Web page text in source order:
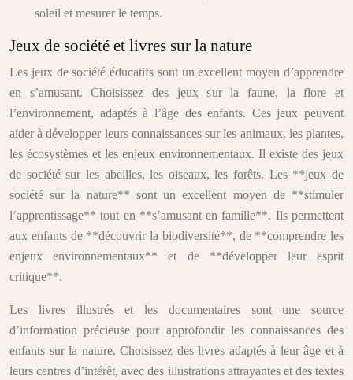
soleil et mesurer le temps.
Jeux de société et livres sur la nature
Les jeux de société éducatifs sont un excellent moyen d’apprendre
en s’amusant. Choisissez des jeux sur la faune, la flore et
l’environnement, adaptés à l’âge des enfants. Ces jeux peuvent
aider à développer leurs connaissances sur les animaux, les plantes,
les écosystèmes et les enjeux environnementaux. Il existe des jeux
de société sur les abeilles, les oiseaux, les forêts. Les **jeux de
société sur la nature** sont un excellent moyen de **stimuler
l’apprentissage** tout en **s’amusant en famille**. Ils permettent
aux enfants de **découvrir la biodiversité**, de **comprendre les
enjeux environnementaux** et de **développer leur esprit
critique**.
Les livres illustrés et les documentaires sont une source
d’information précieuse pour approfondir les connaissances des
enfants sur la nature. Choisissez des livres adaptés à leur âge et à
leurs centres d’intérêt, avec des illustrations attrayantes et des textes